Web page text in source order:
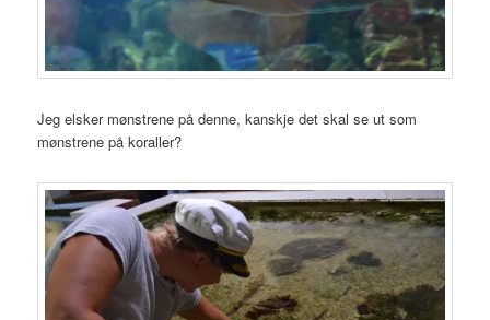
Jeg elsker mønstrene på denne, kanskje det skal se ut som
mønstrene på koraller?